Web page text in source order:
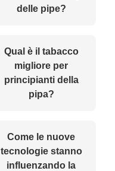
delle pipe?
Qual è il tabacco
migliore per
principianti della
pipa?
Come le nuove
tecnologie stanno
influenzando la